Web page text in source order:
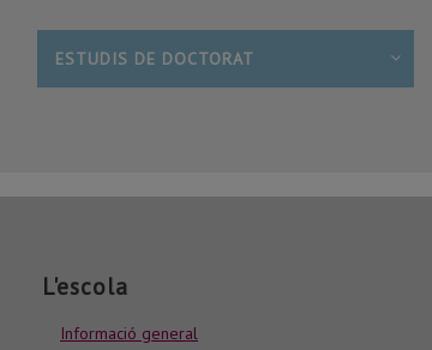
ESTUDIS DE DOCTORAT
L'escola
Informació general